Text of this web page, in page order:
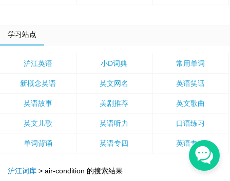
学习站点
沪江英语 小D词典 常用单词
新概念英语 英文网名 英语笑话
英语故事 美剧推荐 英文歌曲
英文儿歌 英语听力 口语练习
单词背诵 英语专四 英语专八
沪江词库 > air-condition 的搜索结果